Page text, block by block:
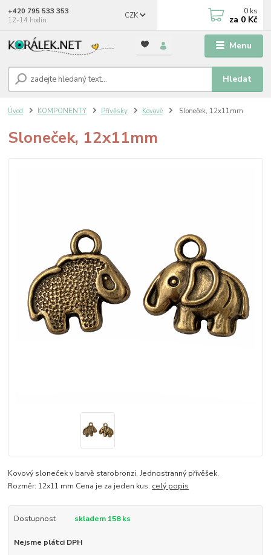
Menu
CZK
Hledat
+420 795 533 353
12-14 hodin
0 ks
za 0 Kč
Úvod KOMPONENTY Přívěsky Kovové Sloneček, 12x11mm
Sloneček, 12x11mm
Kovový sloneček v barvě starobronzi. Jednostranný přívěšek.
Rozměr: 12x11 mm Cena je za jeden kus. celý popis
Dostupnost skladem 158 ks
Nejsme plátci DPH